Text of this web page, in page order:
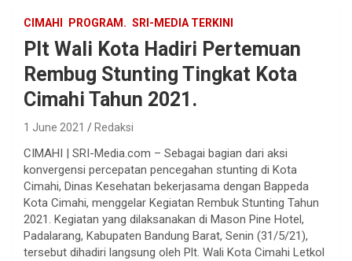
CIMAHI PROGRAM. SRI-MEDIA TERKINI
Plt Wali Kota Hadiri Pertemuan
Rembug Stunting Tingkat Kota
Cimahi Tahun 2021.
1 June 2021 Redaksi
CIMAHI | SRI-Media.com – Sebagai bagian dari aksi
konvergensi percepatan pencegahan stunting di Kota
Cimahi, Dinas Kesehatan bekerjasama dengan Bappeda
Kota Cimahi, menggelar Kegiatan Rembuk Stunting Tahun
2021. Kegiatan yang dilaksanakan di Mason Pine Hotel,
Padalarang, Kabupaten Bandung Barat, Senin (31/5/21),
tersebut dihadiri langsung oleh Plt. Wali Kota Cimahi Letkol